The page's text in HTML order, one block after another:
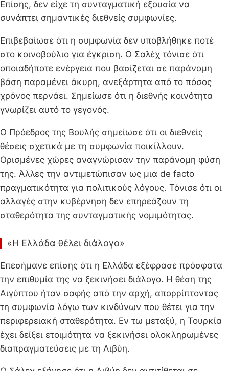
Επίσης, δεν είχε τη συνταγματική εξουσία να
συνάπτει σημαντικές διεθνείς συμφωνίες.
Επιβεβαίωσε ότι η συμφωνία δεν υποβλήθηκε ποτέ
στο κοινοβούλιο για έγκριση. Ο Σαλέχ τόνισε ότι
οποιαδήποτε ενέργεια που βασίζεται σε παράνομη
βάση παραμένει άκυρη, ανεξάρτητα από το πόσος
χρόνος περνάει. Σημείωσε ότι η διεθνής κοινότητα
γνωρίζει αυτό το γεγονός.
Ο Πρόεδρος της Βουλής σημείωσε ότι οι διεθνείς
θέσεις σχετικά με τη συμφωνία ποικίλλουν.
Ορισμένες χώρες αναγνώρισαν την παράνομη φύση
της. Άλλες την αντιμετώπισαν ως μια de facto
πραγματικότητα για πολιτικούς λόγους. Τόνισε ότι οι
αλλαγές στην κυβέρνηση δεν επηρεάζουν τη
σταθερότητα της συνταγματικής νομιμότητας.
«Η Ελλάδα θέλει διάλογο»
Επεσήμανε επίσης ότι η Ελλάδα εξέφρασε πρόσφατα
την επιθυμία της να ξεκινήσει διάλογο. Η θέση της
Αιγύπτου ήταν σαφής από την αρχή, απορρίπτοντας
τη συμφωνία λόγω των κινδύνων που θέτει για την
περιφερειακή σταθερότητα. Εν τω μεταξύ, η Τουρκία
έχει δείξει ετοιμότητα να ξεκινήσει ολοκληρωμένες
διαπραγματεύσεις με τη Λιβύη.